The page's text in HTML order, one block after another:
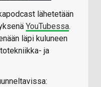
lähetetään
YouTubessa.
läpi kuluneen
ja